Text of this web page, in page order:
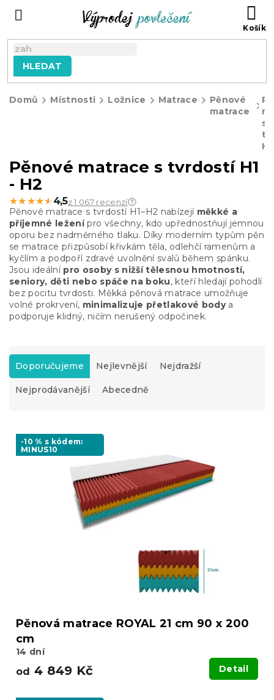
HLEDAT
Domů Místnosti Ložnice Matrace
Pěnové
matrace
s
Pěnové matrace s tvrdostí H1
- H2
★★★★★
★★★★★ 4,5z 1 067 recenzí
Pěnové matrace s tvrdostí H1–H2 nabízejí měkké a
příjemné leženípro všechny, kdo upřednostňují jemnou
oporu bez nadměrného tlaku. Díky moderním typům pěn
se matrace přizpůsobí křivkám těla, odlehčí ramenům a
kyčlím a podpoří zdravé uvolnění svalů během spánku.
Jsou ideální pro osoby s nižší tělesnou hmotností,
seniory, děti nebo spáče na boku, kteří hledají pohodlí
bez pocitu tvrdosti. Měkká pěnová matrace umožňuje
volné prokrvení, minimalizuje přetlakové bodya
podporuje klidný, ničím nerušený odpočinek.
Ř
z
e
p
o
Doporučujeme Nejlevnější Nejdražší
Nejprodávanější Abecedně
p
-10 % s kódem:
MINUS10
Pěnová matrace ROYAL 21 cm 90 x 200
cm
14 dní
od 4 849 Kč Detail